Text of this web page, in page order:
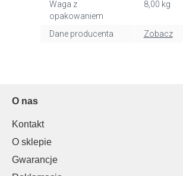
Waga z
opakowaniem
8,00 kg
Dane producenta Zobacz
O nas
Kontakt
O sklepie
Gwarancje